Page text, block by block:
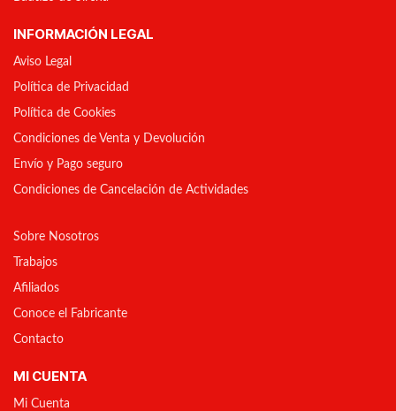
INFORMACIÓN LEGAL
Aviso Legal
Política de Privacidad
Política de Cookies
Condiciones de Venta y Devolución
Envío y Pago seguro
Condiciones de Cancelación de Actividades
Sobre Nosotros
Trabajos
Afiliados
Conoce el Fabricante
Contacto
MI CUENTA
Mi Cuenta